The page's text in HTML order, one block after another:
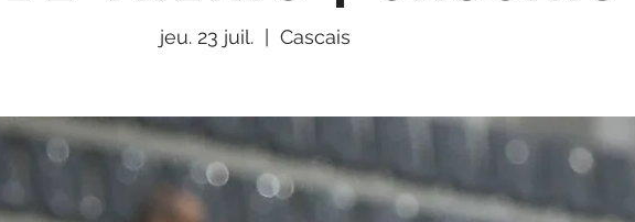
jeu. 23 juil.
  |
Cascais